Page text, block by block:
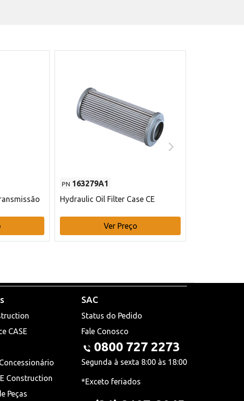
PN 163279A1
Hydraulic Oil Filter Case CE
Ver Preço
CASE
Construction
Peças
SAC
Status do Pedido
Fale Conosco
0800 727 2273
Segunda à sexta 8:00 às 18:00
*Exceto feriados